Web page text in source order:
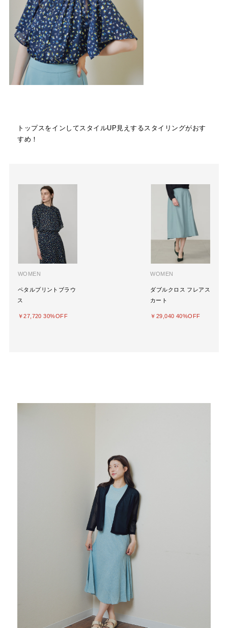
トップスをインしてスタイルUP見えするスタイリングがおす
すめ！
WOMEN
ペタルプリントブラウ
ス
￥27,720 30%OFF
WOMEN
ダブルクロス フレアス
カート
￥29,040 40%OFF